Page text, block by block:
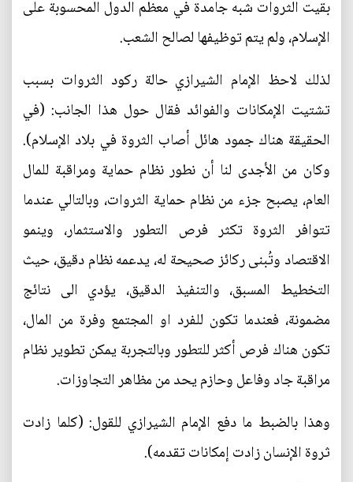
بقيت الثروات شبه جامدة في معظم الدول المحسوبة على
الإسلام، ولم يتم توظيفها لصالح الشعب.
لذلك لاحظ الإمام الشيرازي حالة ركود الثروات بسبب
تشتيت الإمكانات والفوائد فقال حول هذا الجانب: (في
الحقيقة هناك جمود هائل أصاب الثروة في بلاد الإسلام).
وكان من الأجدى لنا أن نطور نظام حماية ومراقبة للمال
العام، يصبح جزء من نظام حماية الثروات، وبالتالي عندما
تتوافر الثروة تكثر فرص التطور والاستثمار، وينمو
الاقتصاد وتُبنى ركائز صحيحة له، يدعمه نظام دقيق، حيث
التخطيط المسبق، والتنفيذ الدقيق، يؤدي الى نتائج
مضمونة، فعندما تكون للفرد او المجتمع وفرة من المال،
تكون هناك فرص أكثر للتطور وبالتجربة يمكن تطوير نظام
مراقبة جاد وفاعل وحازم يحد من مظاهر التجاوزات.
وهذا بالضبط ما دفع الإمام الشيرازي للقول: (كلما زادت
ثروة الإنسان زادت إمكانات تقدمه).